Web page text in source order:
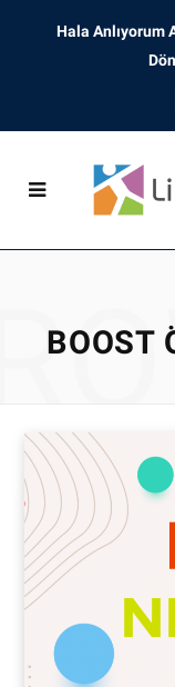
BOOST
Hala Anlıyorum